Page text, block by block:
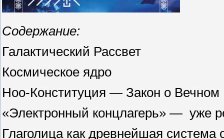
Содержание:
Галактический Рассвет
Космическое ядро
Ноо-Конституция — Закон о Вечном
«Электронный концлагерь» — уже
Глаголица как древнейшая система